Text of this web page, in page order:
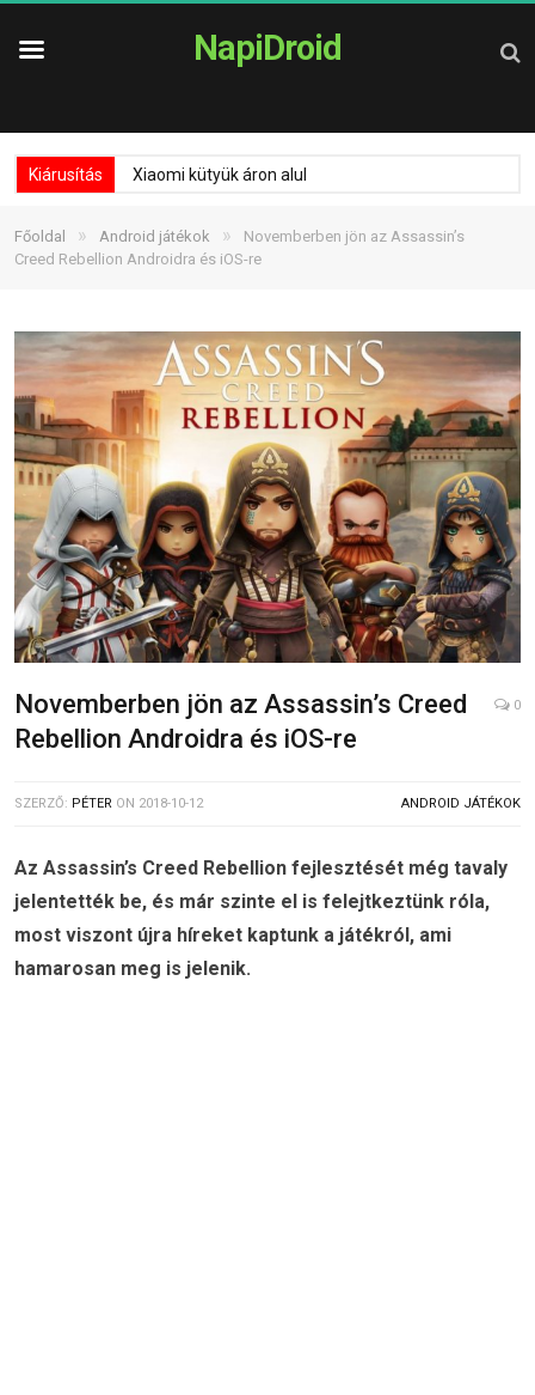
NapiDroid
Kiárusítás Xiaomi kütyük áron alul
Főoldal » Android játékok »
Novemberben jön az Assassin’s
Creed Rebellion Androidra és iOS-re
Novemberben jön az Assassin’s Creed
Rebellion Androidra és iOS-re
0
SZERZŐ: PÉTER ON 2018-10-12 ANDROID JÁTÉKOK
Az Assassin’s Creed Rebellion fejlesztését még tavaly
jelentették be, és már szinte el is felejtkeztünk róla,
most viszont újra híreket kaptunk a játékról, ami
hamarosan meg is jelenik.